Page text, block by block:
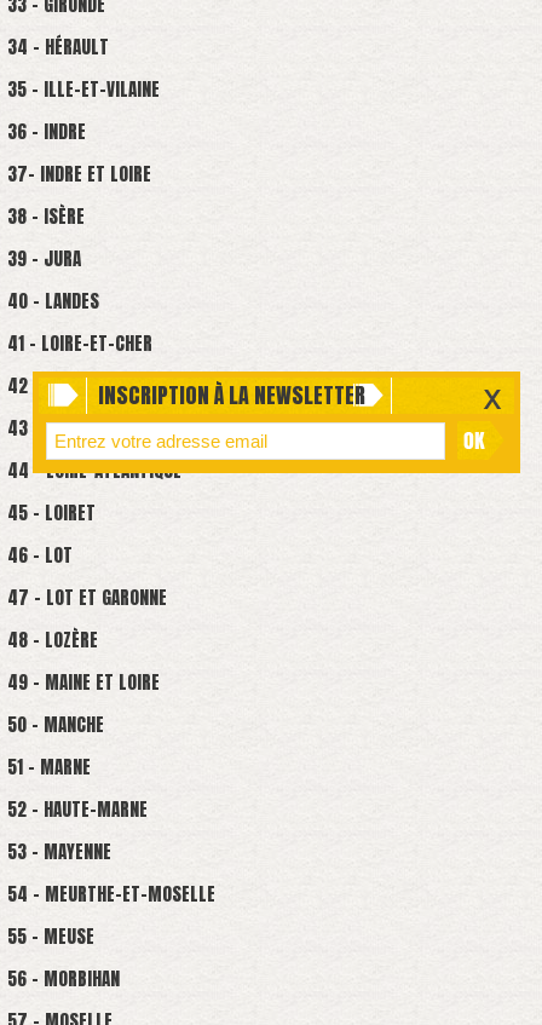
34 - HÉRAULT
35 - ILLE-ET-VILAINE
36 - INDRE
37- INDRE ET LOIRE
38 - ISÈRE
39 - JURA
40 - LANDES
41 - LOIRE-ET-CHER
42 - LOIRE
43 - HAUTE LOIRE
44 - LOIRE-ATLANTIQUE
45 - LOIRET
46 - LOT
47 - LOT ET GARONNE
48 - LOZÈRE
49 - MAINE ET LOIRE
50 - MANCHE
51 - MARNE
52 - HAUTE-MARNE
53 - MAYENNE
54 - MEURTHE-ET-MOSELLE
55 - MEUSE
56 - MORBIHAN
INSCRIPTION À LA NEWSLETTER